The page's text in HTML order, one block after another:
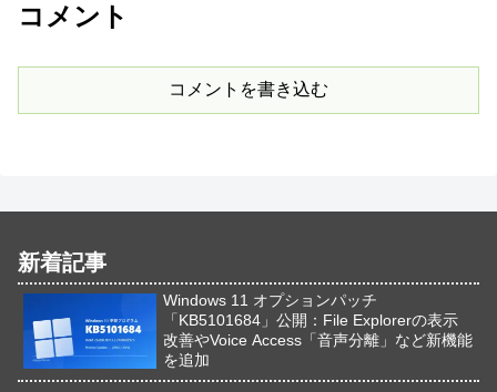
コメント
コメントを書き込む
新着記事
Windows 11 オプションパッチ
「KB5101684」公開：File Explorerの表示
改善やVoice Access「音声分離」など新機能
を追加